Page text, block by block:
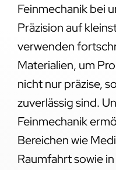
Feinmechanik bei
Präzision auf
verwenden
Materialien, um
nicht nur präzise,
zuverlässig sind.
Feinmechanik
Bereichen wie
Raumfahrt sowie